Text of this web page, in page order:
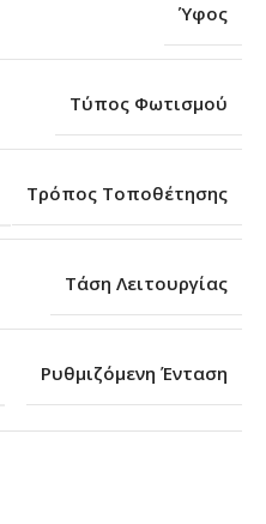
Ύφος
Τύπος Φωτισμού
Τρόπος Τοποθέτησης
Τάση Λειτουργίας
Ρυθμιζόμενη Ένταση